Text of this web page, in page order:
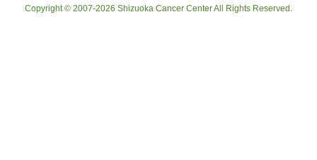
Copyright © 2007-2026 Shizuoka Cancer Center All Rights Reserved.